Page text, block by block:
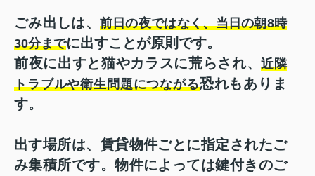
ごみ出しは、 前日の夜ではなく、当日の朝8時
30分までに出すことが原則です。
前夜に出すと猫やカラスに荒らされ、近隣
トラブルや衛生問題につながる恐れもありま
す。
出す場所は、賃貸物件ごとに指定されたご
み集積所です。物件によっては鍵付きのご